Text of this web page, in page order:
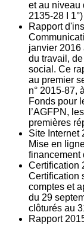
et au niveau
2135‐28 I
Rapport
janvier 2016
du travail,
social. Ce
au premier
n° 2015-87,
Fonds pour
l’AGFPN,
premières
Site Internet
Mise en
financement
Certification
Certification
comptes et
du 29
clôturés au
Rapport